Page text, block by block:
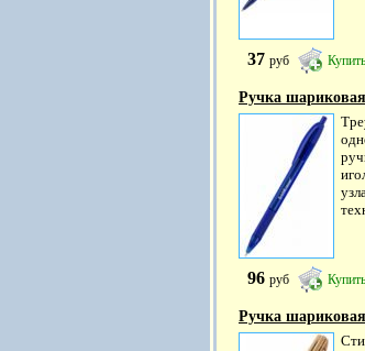
37 руб Купить
Ручка
96 руб Купить
Ручка